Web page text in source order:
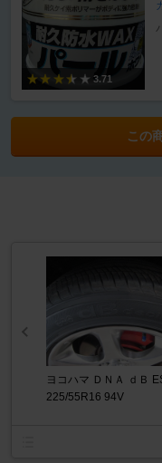
3.71
この
ヨコハマ ＤＮＡ ｄＢ
225/55R16 94V